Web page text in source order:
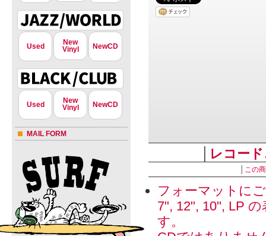
Used
New
Vinyl
NewCD
Used
New
Vinyl
NewCD
MAIL FORM
レコー
この
フォーマットに
7", 12", 10", LP
す。